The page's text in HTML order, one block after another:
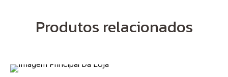
Produtos relacionados